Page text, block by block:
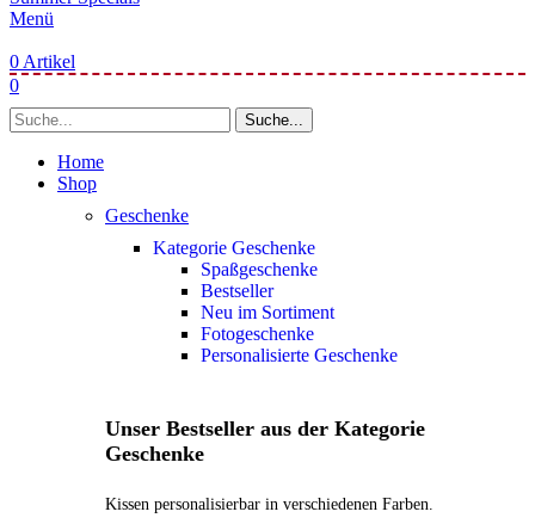
Menü
0 Artikel
0
Suche...
Home
Shop
Geschenke
Kategorie Geschenke
Spaßgeschenke
Bestseller
Neu im Sortiment
Fotogeschenke
Personalisierte Geschenke
Unser Bestseller aus der Kategorie
Geschenke
Kissen personalisierbar in verschiedenen Farben.